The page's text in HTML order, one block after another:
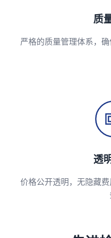
质
严格的质量管理体系，
透
价格公开透明，无隐藏